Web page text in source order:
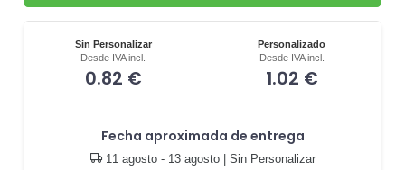
Sin Personalizar
Desde IVA incl.
0.82 €
Personalizado
Desde IVA incl.
1.02 €
Fecha aproximada de entrega
11 agosto - 13 agosto| Sin Personalizar